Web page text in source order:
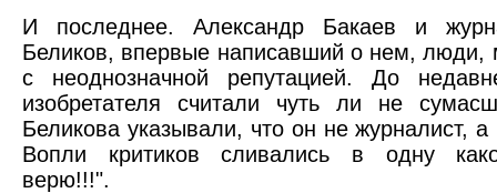
И последнее. Александр Бакаев и
Беликов, впервые написавший о нем, люди,
с неоднозначной репутацией. До
изобретателя считали чуть ли не
Беликова указывали, что он не журналист,
Вопли критиков сливались в одну
верю!!!".